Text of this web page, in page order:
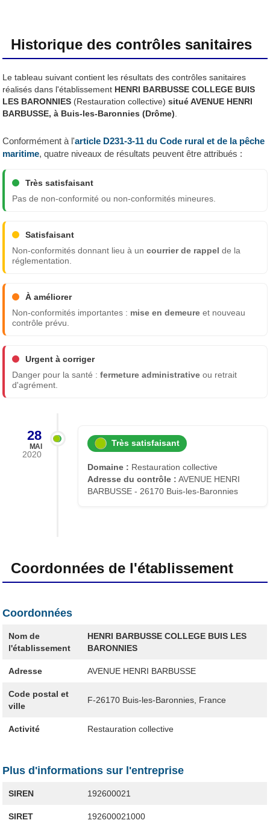
Historique des contrôles sanitaires
Le tableau suivant contient les résultats des contrôles sanitaires
réalisés dans l'établissement HENRI BARBUSSE COLLEGE BUIS
LES BARONNIES (Restauration collective) situé AVENUE HENRI
BARBUSSE, à Buis-les-Baronnies (Drôme)
Conformément à l'article D231-3-11 du Code rural et de la pêche
maritime, quatre niveaux de résultats peuvent être attribués :
Très satisfaisant
Pas de non-conformité ou non-conformités mineures.
Satisfaisant
Non-conformités donnant lieu à uncourrier de rappel de la
réglementation.
À améliorer
Non-conformités importantes : mise en demeure et nouveau
contrôle prévu.
Urgent à corriger
Danger pour la santé :fermeture administrative ou retrait
d'agrément.
28
MAI
2020
Très satisfaisant
Domaine : Restauration collective
Adresse du contrôle : AVENUE HENRI
BARBUSSE - 26170 Buis-les-Baronnies
Coordonnées de l'établissement
Coordonnées
Nom de
l'établissement
HENRI BARBUSSE COLLEGE BUIS LES
BARONNIES
Adresse AVENUE HENRI BARBUSSE
Code postal et
ville
F-26170 Buis-les-Baronnies, France
Activité Restauration collective
Plus d'informations sur l'entreprise
SIREN 192600021
SIRET 192600021000